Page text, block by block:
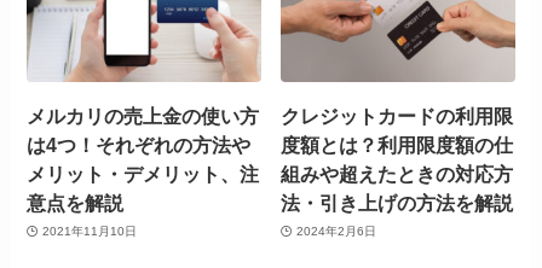
メルカリの売上金の使い方
は4つ！それぞれの方法や
メリット・デメリット、注
意点を解説
2021年11月10日
クレジットカードの利用限
度額とは？利用限度額の仕
組みや超えたときの対応方
法・引き上げの方法を解説
2024年2月6日